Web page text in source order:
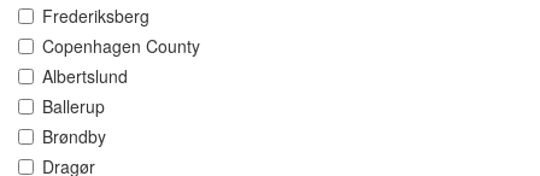
Frederiksberg
Copenhagen County
Albertslund
Ballerup
Brøndby
Dragør